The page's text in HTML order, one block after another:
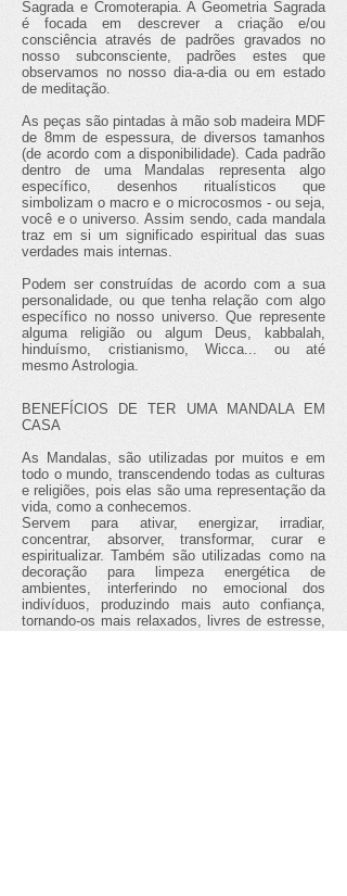
Sagrada e Cromoterapia. A Geometria Sagrada
é focada em descrever a criação e/ou
consciência através de padrões gravados no
nosso subconsciente, padrões estes que
observamos no nosso dia-a-dia ou em estado
de meditação.
As peças são pintadas à mão sob madeira MDF
de 8mm de espessura, de diversos tamanhos
(de acordo com a disponibilidade). Cada padrão
dentro de uma Mandalas representa algo
específico, desenhos ritualísticos que
simbolizam o macro e o microcosmos - ou seja,
você e o universo. Assim sendo, cada mandala
traz em si um significado espiritual das suas
verdades mais internas.
Podem ser construídas de acordo com a sua
personalidade, ou que tenha relação com algo
específico no nosso universo. Que represente
alguma religião ou algum Deus, kabbalah,
hinduísmo, cristianismo, Wicca... ou até
mesmo Astrologia.
BENEFÍCIOS DE TER UMA MANDALA EM
CASA
As Mandalas, são utilizadas por muitos e em
todo o mundo, transcendendo todas as culturas
e religiões, pois elas são uma representação da
vida, como a conhecemos.
Servem para ativar, energizar, irradiar,
concentrar, absorver, transformar, curar e
espiritualizar. Também são utilizadas como na
decoração para limpeza energética de
ambientes, interferindo no emocional dos
indivíduos, produzindo mais auto confiança,
tornando-os mais relaxados, livres de estresse,